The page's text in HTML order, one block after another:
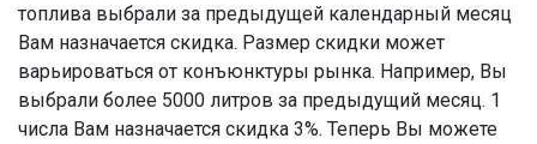
топлива выбрали за предыдущей календарный месяц
Вам назначается скидка. Размер скидки может
варьироваться от конъюнктуры рынка. Например, Вы
выбрали более 5000 литров за предыдущий месяц. 1
числа Вам назначается скидка 3%. Теперь Вы можете